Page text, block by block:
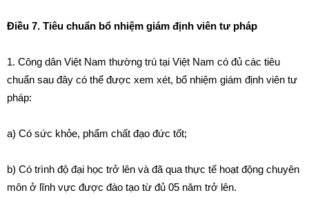
Điều 7. Tiêu chuẩn bổ nhiệm giám định viên tư pháp
1. Công dân Việt Nam thường trú tại Việt Nam có đủ các tiêu
chuẩn sau đây có thể được xem xét, bổ nhiệm giám định viên tư
pháp:
a) Có sức khỏe, phẩm chất đạo đức tốt;
b) Có trình độ đại học trở lên và đã qua thực tế hoạt động chuyên
môn ở lĩnh vực được đào tạo từ đủ 05 năm trở lên.